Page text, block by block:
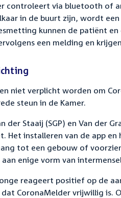
controleert via bluetooth of
in de buurt zijn, wordt
kunnen de patiënt
een melding en
niet verplicht worden om
steun in de Kamer.
der Staaij (SGP) en Van der
Het installeren van de app
tot een gebouw of
aan enige vorm van
reageert positief op de
dat CoronaMelder vrijwillig is.